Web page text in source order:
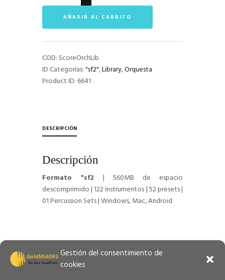
Gestión del consentimiento de
cookies
SF2
AÑADIR AL CARRITO
COD: ScoreOrchLib
ID Categorías:"sf2",Library,Orquesta
Product ID: 6641
DESCRIPCIÓN
Descripción
Formato "sf2 | 560MB de espacio
descomprimido | 122 instrumentos | 52 presets |
01 Percussion Sets | Windows, Mac, Android